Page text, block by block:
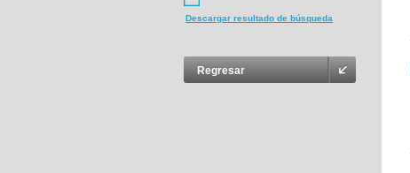
Descargar resultado de búsqueda
Regresar